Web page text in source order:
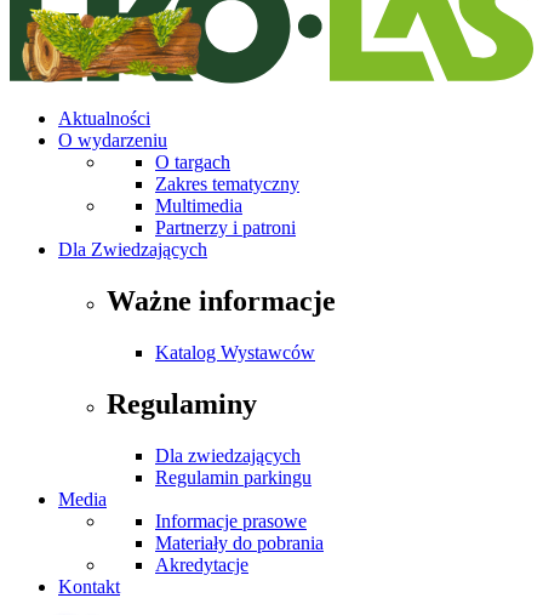
Aktualności
O wydarzeniu
O targach
Zakres tematyczny
Multimedia
Partnerzy i patroni
Dla Zwiedzających
Ważne informacje
Katalog Wystawców
Regulaminy
Dla zwiedzających
Regulamin parkingu
Media
Informacje prasowe
Materiały do pobrania
Akredytacje
Kontakt